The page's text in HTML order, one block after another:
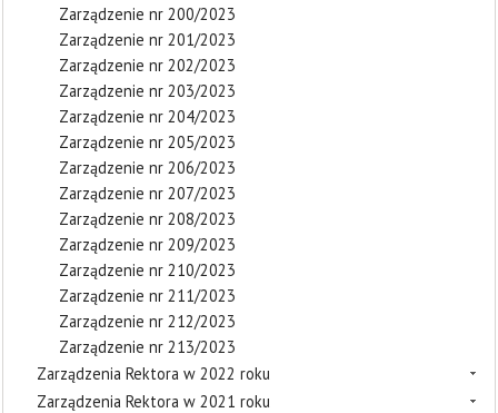
Zarządzenie nr 200/2023
Zarządzenie nr 201/2023
Zarządzenie nr 202/2023
Zarządzenie nr 203/2023
Zarządzenie nr 204/2023
Zarządzenie nr 205/2023
Zarządzenie nr 206/2023
Zarządzenie nr 207/2023
Zarządzenie nr 208/2023
Zarządzenie nr 209/2023
Zarządzenie nr 210/2023
Zarządzenie nr 211/2023
Zarządzenie nr 212/2023
Zarządzenie nr 213/2023
Zarządzenia Rektora w 2022 roku
Zarządzenia Rektora w 2021 roku